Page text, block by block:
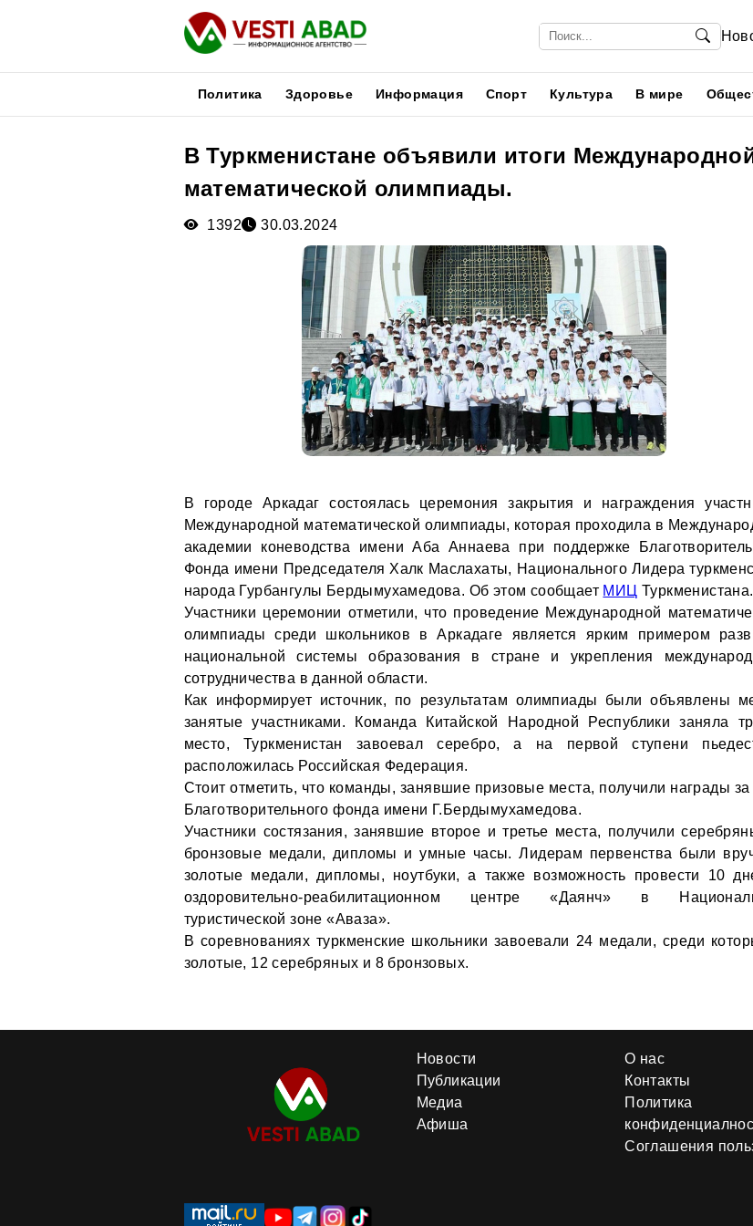
Политика Здоровье Информация Спорт Культура В мире
В Туркменистане объявили итоги
математической олимпиады.
1392 30.03.2024
В городе Аркадаг состоялась церемония закрытия и награждения
Международной математической олимпиады, которая проходила в
академии коневодства имени Аба Аннаева при поддержке
Фонда имени Председателя Халк Маслахаты, Национального Лидера
народа Гурбангулы Бердымухамедова. Об этом сообщает МИЦ Туркменистана.
Участники церемонии отметили, что проведение Международной
олимпиады среди школьников в Аркадаге является ярким примером
национальной системы образования в стране и укрепления
сотрудничества в данной области.
Как информирует источник, по результатам олимпиады были объявлены
занятые участниками. Команда Китайской Народной Республики заняла
место, Туркменистан завоевал серебро, а на первой ступени
расположилась Российская Федерация.
Стоит отметить, что команды, занявшие призовые места, получили награды за
Благотворительного фонда имени Г.Бердымухамедова.
Участники состязания, занявшие второе и третье места, получили
бронзовые медали, дипломы и умные часы. Лидерам первенства были
золотые медали, дипломы, ноутбуки, а также возможность провести 10
оздоровительно-реабилитационном центре «Даянч» в
туристической зоне «Аваза».
В соревнованиях туркменские школьники завоевали 24 медали, среди
золотые, 12 серебряных и 8 бронзовых.
Новости
Публикации
Медиа
Афиша
О нас
Контакты
Политика
Соглашения